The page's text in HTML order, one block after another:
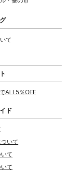
て
ALL5％OFF
ド
いて
て
て